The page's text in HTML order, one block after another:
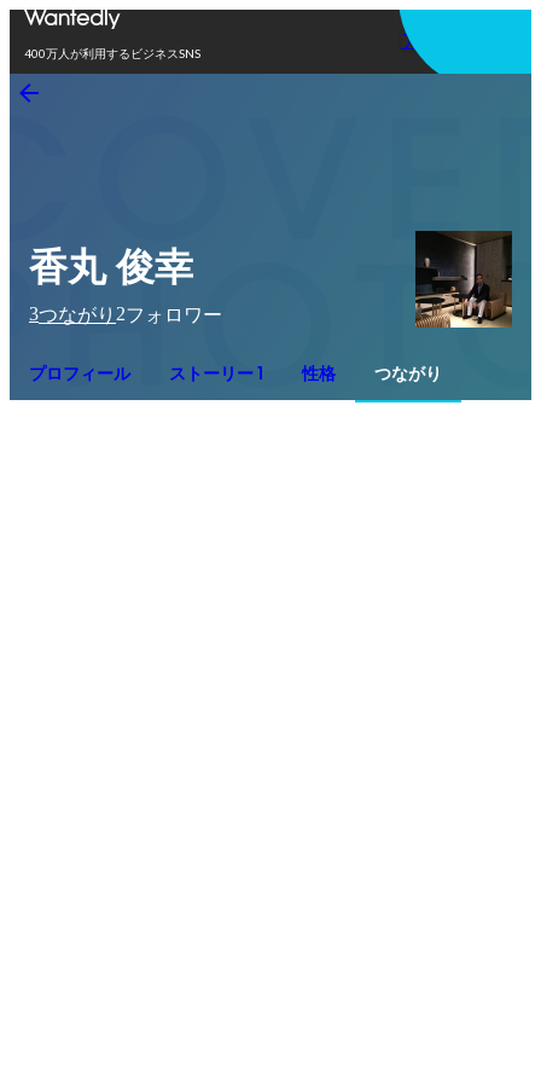
400万人が利用するビジネスSNS
アプリを使う
香丸 俊幸
3つながり 2フォロワー
プロフィール ストーリー 1 性格 つながり